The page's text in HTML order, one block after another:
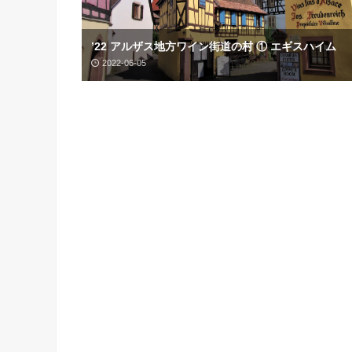
’22 アルザス地方ワイン街道の村 ① エギスハイム
2022-06-05